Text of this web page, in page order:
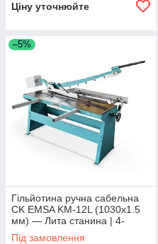
Ціну уточнюйте
–5%
Гільйотина ручна сабельна
CK EMSA KM-12L (1030x1.5
мм) — Лита станина | 4-
сторонні ножі | Вага 300 кг
Під замовлення